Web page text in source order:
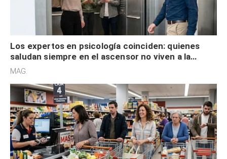
Los expertos en psicología coinciden: quienes
saludan siempre en el ascensor no viven a la
defensiva y tienen apertura social
MAG.